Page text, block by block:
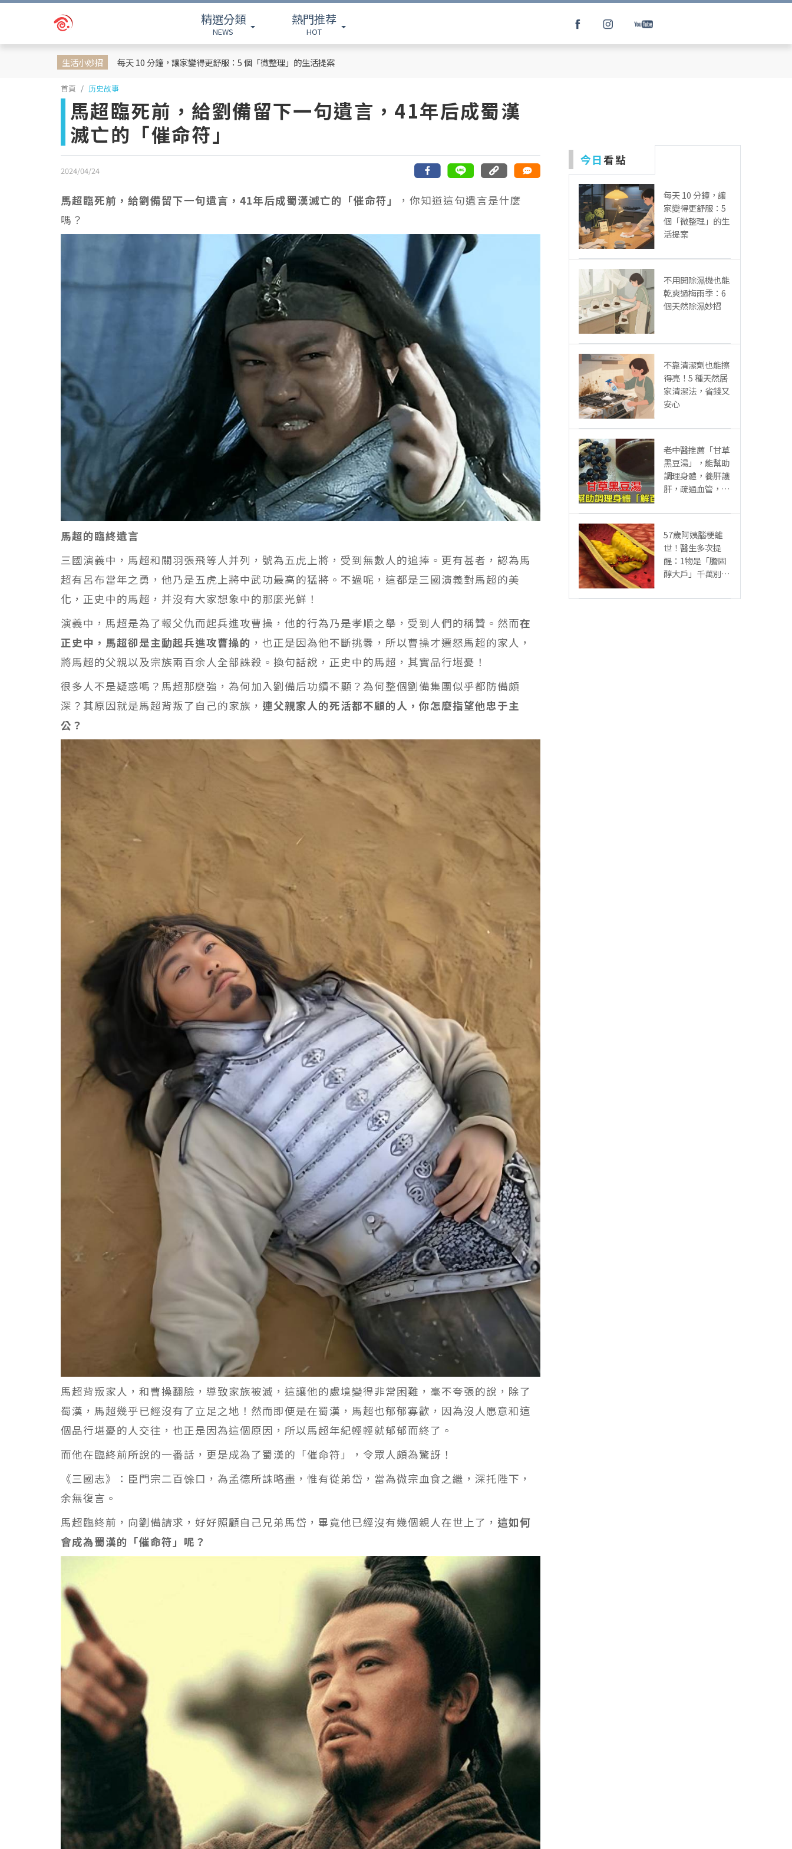
精選分類
NEWS
熱門推荐
HOT
生活小妙招 每天 10 分鐘，讓家變得更舒服：5 個「微整理」的生活提案
首頁 历史故事
馬超臨死前，給劉備留下一句遺言，41年后成蜀漢
滅亡的「催命符」
2024/04/24
馬超臨死前，給劉備留下一句遺言，41年后成蜀漢滅亡的「催命符」
，你知道這句遺言是什麼
嗎？
馬超的臨終遺言
三國演義中，馬超和關羽張飛等人并列，號為五虎上將，受到無數人的追捧。更有甚者，認為馬
超有呂布當年之勇，他乃是五虎上將中武功最高的猛將。不過呢，這都是三國演義對馬超的美
化，正史中的馬超，并沒有大家想象中的那麼光鮮！
演義中，馬超是為了報父仇而起兵進攻曹操，他的行為乃是孝順之舉，受到人們的稱贊。然而在
正史中，馬超卻是主動起兵進攻曹操的 ，也正是因為他不斷挑釁，所以曹操才遷怒馬超的家人，
將馬超的父親以及宗族兩百余人全部誅殺。換句話說，正史中的馬超，其實品行堪憂！
很多人不是疑惑嗎？馬超那麼強，為何加入劉備后功績不顯？為何整個劉備集團似乎都防備頗
深？其原因就是馬超背叛了自己的家族， 連父親家人的死活都不顧的人，你怎麼指望他忠于主
公？
馬超背叛家人，和曹操翻臉，導致家族被滅，這讓他的處境變得非常困難，毫不夸張的說，除了
蜀漢，馬超幾乎已經沒有了立足之地！然而即便是在蜀漢，馬超也郁郁寡歡，因為沒人愿意和這
個品行堪憂的人交往，也正是因為這個原因，所以馬超年紀輕輕就郁郁而終了。
而他在臨終前所說的一番話，更是成為了蜀漢的「催命符」，令眾人頗為驚訝！
《三國志》：臣門宗二百馀口，為孟德所誅略盡，惟有從弟岱，當為微宗血食之繼，深托陛下，
余無復言。
馬超臨終前，向劉備請求，好好照顧自己兄弟馬岱，畢竟他已經沒有幾個親人在世上了， 這如何
會成為蜀漢的「催命符」呢？
今日看點
每天 10 分鐘，讓
家變得更舒服：5
個「微整理」的生
活提案
不用開除濕機也能
乾爽過梅雨季：6
個天然除濕妙招
不靠清潔劑也能擦
得亮！5 種天然居
家清潔法，省錢又
安心
老中醫推薦「甘草
黑豆湯」，能幫助
調理身體，養肝護
肝，疏通血管，控
57歲阿姨腦梗離
世！醫生多次提
醒：1物是「膽固
醇大戶」千萬別多